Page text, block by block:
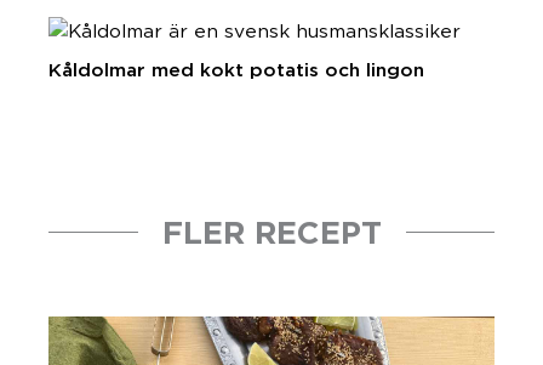
Kåldolmar med kokt potatis och lingon
FLER RECEPT